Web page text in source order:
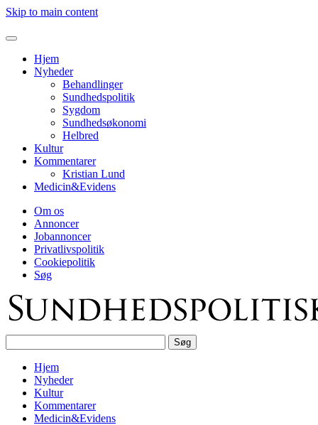
Skip to main content
Hjem
Nyheder
Behandlinger
Sundhedspolitik
Sygdom
Sundhedsøkonomi
Helbred
Kultur
Kommentarer
Kristian Lund
Medicin&Evidens
Om os
Annoncer
Jobannoncer
Privatlivspolitik
Cookiepolitik
Søg
Hjem
Nyheder
Kultur
Kommentarer
Medicin&Evidens